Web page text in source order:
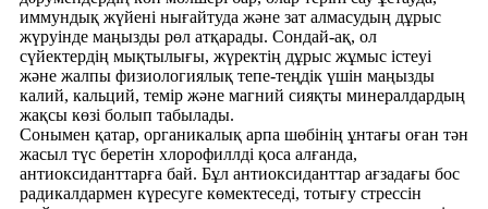
иммундық жүйені нығайтуда және зат алмасудың дұрыс
жүруінде маңызды рөл атқарады. Сондай-ақ, ол
сүйектердің мықтылығы, жүректің дұрыс жұмыс істеуі
және жалпы физиологиялық тепе-теңдік үшін маңызды
калий, кальций, темір және магний сияқты минералдардың
жақсы көзі болып табылады.
Сонымен қатар, органикалық арпа шөбінің ұнтағы оған тән
жасыл түс беретін хлорофиллді қоса алғанда,
антиоксиданттарға бай. Бұл антиоксиданттар ағзадағы бос
радикалдармен күресуге көмектеседі, тотығу стрессін